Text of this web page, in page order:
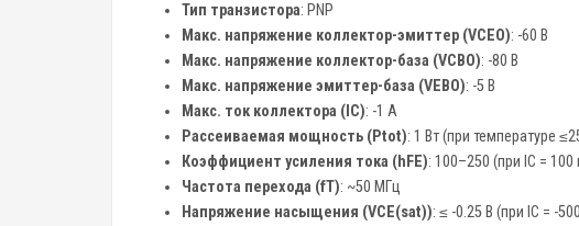
Тип транзистора: PNP
Макс. напряжение коллектор-эмиттер (VCEO): -60 В
Макс. напряжение коллектор-база (VCBO): -80 В
Макс. напряжение эмиттер-база (VEBO): -5 В
Макс. ток коллектора (IC): -1 А
Рассеиваемая мощность (Ptot): 1 Вт (при температуре
Коэффициент усиления тока (hFE): 100–250 (при IC =
Частота перехода (fT): ~50 МГц
Напряжение насыщения (VCE(sat)): ≤ -0.25 В (при IC = -